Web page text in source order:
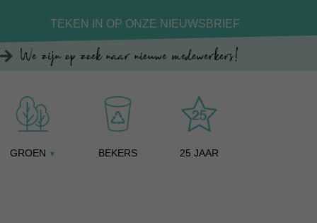
TEKEN IN OP ONZE NIEUWSBRIEF
We zijn op zoek naar nieuwe medewerkers!
GROEN ▼ BEKERS 25 JAAR